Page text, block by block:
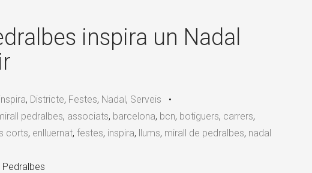
inspira un Nadal
, Districte, Festes, Nadal, Serveis •
pedralbes, associats, barcelona, bcn, botiguers, carrers,
corts, enlluernat, festes, inspira, llums, mirall de pedralbes, nadal
Pedralbes